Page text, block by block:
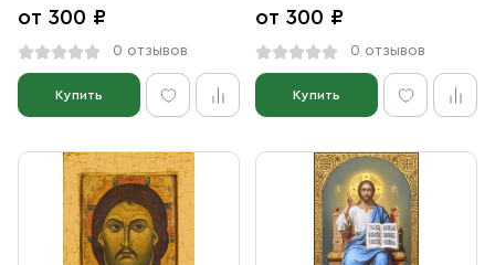
от 300 ₽
0 отзывов
Купить
от 300 ₽
0 отзывов
Купить